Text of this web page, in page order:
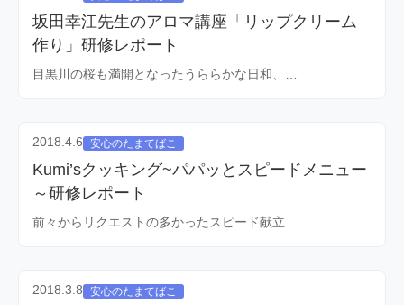
坂田幸江先生のアロマ講座「リップクリーム
作り」研修レポート
目黒川の桜も満開となったうららかな日和、…
2018.4.6 安心のたまてばこ
Kumi’sクッキング~パパッとスピードメニュー
～研修レポート
前々からリクエストの多かったスピード献立…
2018.3.8 安心のたまてばこ